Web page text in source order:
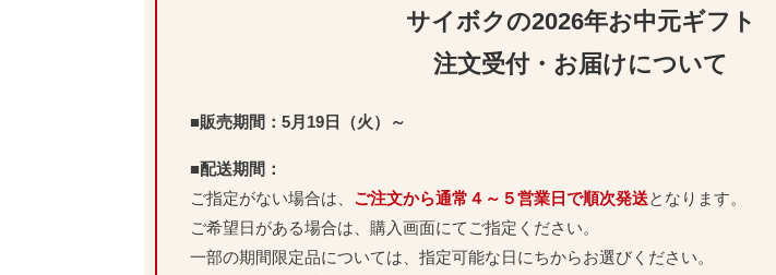
サイボクの2026年お中元ギフト
注文受付・お届けについて
■販売期間：5月19日（火）～
■配送期間：
ご指定がない場合は、 ご注文から通常４～５営業日で順次発送となります。
ご希望日がある場合は、購入画面にてご指定ください。
一部の期間限定品については、指定可能な日にちからお選びください。